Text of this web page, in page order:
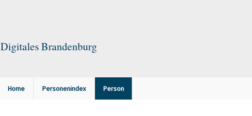
Digitales Brandenburg
Home Personenindex Person